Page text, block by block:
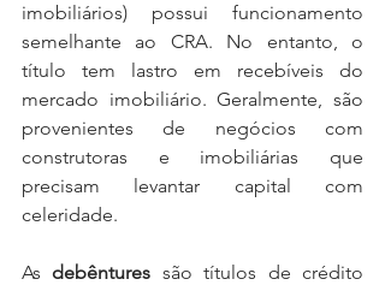
imobiliários) possui funcionamento
semelhante ao CRA. No entanto, o
título tem lastro em recebíveis do
mercado imobiliário. Geralmente, são
provenientes de negócios com
construtoras e imobiliárias que
precisam levantar capital com
celeridade.
As debêntures são títulos de crédito